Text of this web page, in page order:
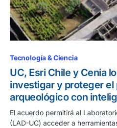
Tecnología & Ciencia
UC, Esri Chile y Cenia
investigar y proteger el
arqueológico con
El acuerdo permitirá al
(LAD-UC) acceder a